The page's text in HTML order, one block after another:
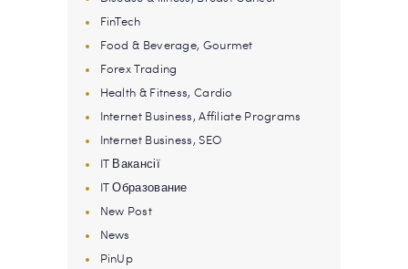
FinTech
Food & Beverage, Gourmet
Forex Trading
Health & Fitness, Cardio
Internet Business, Affiliate Programs
Internet Business, SEO
IT Вакансії
IT Образование
New Post
News
PinUp